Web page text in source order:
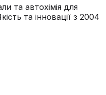
та автохімія для
та інновації з 2004